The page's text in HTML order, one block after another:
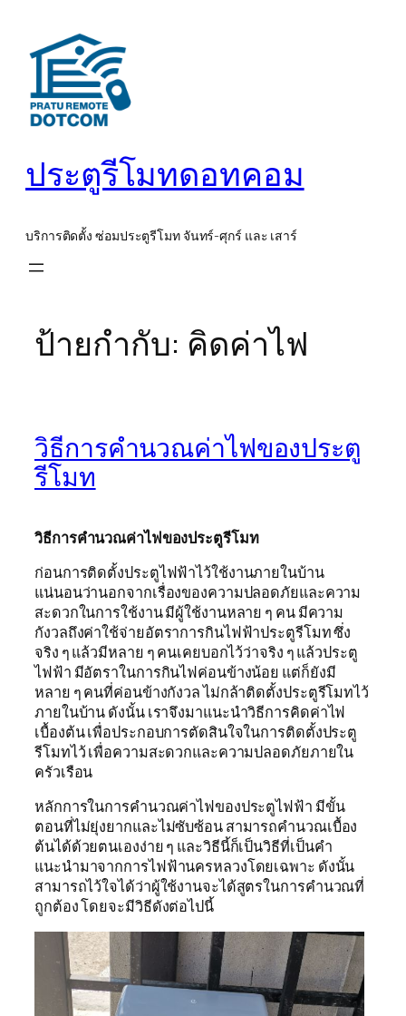
เนื้อหา
ประตูรีโมทดอทคอม
บริการติดตั้ง ซ่อมประตูรีโมท จันทร์-ศุกร์ และ เสาร์
ป้ายกำกับ: คิดค่าไฟ
วิธีการคำนวณค่าไฟของประตู
รีโมท
วิธีการคำนวณค่าไฟของประตูรีโมท
ก่อนการติดตั้งประตูไฟฟ้าไว้ใช้งานภายในบ้าน
แน่นอนว่านอกจากเรื่องของความปลอดภัยและความ
สะดวกในการใช้งาน มีผู้ใช้งานหลาย ๆ คน มีความ
กังวลถึงค่าใช้จ่ายอัตราการกินไฟฟ้าประตูรีโมท ซึ่ง
จริง ๆ แล้วมีหลาย ๆ คนเคยบอกไว้ว่าจริง ๆ แล้วประตู
ไฟฟ้า มีอัตราในการกินไฟค่อนข้างน้อย แต่ก็ยังมี
หลาย ๆ คนที่ค่อนข้างกังวล ไม่กล้าติดตั้งประตูรีโมทไว้
ภายในบ้าน ดังนั้น เราจึงมาแนะนำวิธีการคิดค่าไฟ
เบื้องต้น เพื่อประกอบการตัดสินใจในการติดตั้งประตู
รีโมทไว้ เพื่อความสะดวกและความปลอดภัยภายใน
ครัวเรือน
หลักการในการคํานวณค่าไฟของประตูไฟฟ้า มีขั้น
ตอนที่ไม่ยุ่งยากและไม่ซับซ้อน สามารถคำนวณเบื้อง
ต้นได้ด้วยตนเองง่าย ๆ และวิธีนี้ก็เป็นวิธีที่เป็นคำ
แนะนำมาจากการไฟฟ้านครหลวงโดยเฉพาะ ดังนั้น
สามารถไว้ใจได้ว่าผู้ใช้งานจะได้สูตรในการคำนวณที่
ถูกต้อง โดยจะมีวิธีดังต่อไปนี้